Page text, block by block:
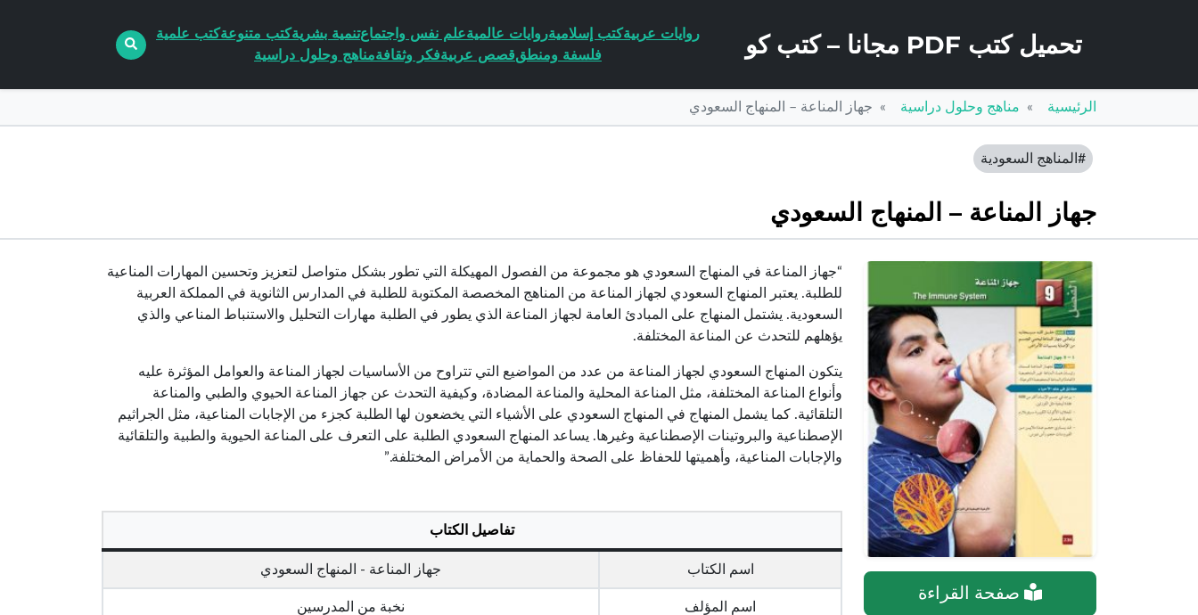
تحميل كتب PDF مجانا – كتب كو روايات عربيةكتب إسلاميةروايات عالميةعلم نفس واجتماعتنمية بشريةكتب متنوعةكتب علمية
فلسفة ومنطققصص عربيةفكر وثقافةمناهج وحلول دراسية
الرئيسية مناهج وحلول دراسية جهاز المناعة – المنهاج السعودي
#المناهج السعودية
جهاز المناعة – المنهاج السعودي
صفحة القراءة
“جهاز المناعة في المنهاج السعودي هو مجموعة من الفصول المهيكلة التي تطور بشكل متواصل لتعزيز وتحسين المهارات المناعية
للطلبة. يعتبر المنهاج السعودي لجهاز المناعة من المناهج المخصصة المكتوبة للطلبة في المدارس الثانوية في المملكة العربية
السعودية. يشتمل المنهاج على المبادئ العامة لجهاز المناعة الذي يطور في الطلبة مهارات التحليل والاستنباط المناعي والذي
يؤهلهم للتحدث عن المناعة المختلفة.
يتكون المنهاج السعودي لجهاز المناعة من عدد من المواضيع التي تتراوح من الأساسيات لجهاز المناعة والعوامل المؤثرة عليه
وأنواع المناعة المختلفة، مثل المناعة المحلية والمناعة المضادة، وكيفية التحدث عن جهاز المناعة الحيوي والطبي والمناعة
التلقائية. كما يشمل المنهاج في المنهاج السعودي على الأشياء التي يخضعون لها الطلبة كجزء من الإجابات المناعية، مثل الجراثيم
الإصطناعية والبروتينات الإصطناعية وغيرها. يساعد المنهاج السعودي الطلبة على التعرف على المناعة الحيوية والطبية والتلقائية
والإجابات المناعية، وأهميتها للحفاظ على الصحة والحماية من الأمراض المختلفة.”
تفاصيل الكتاب
اسم الكتاب جهاز المناعة - المنهاج السعودي
اسم المؤلف نخبة من المدرسين